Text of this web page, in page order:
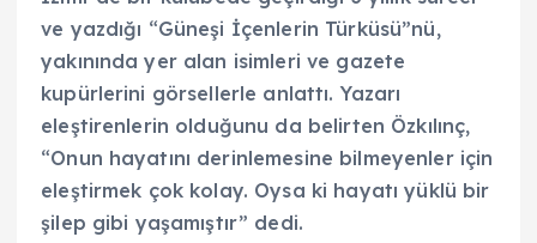
ve yazdığı “Güneşi İçenlerin Türküsü”nü,
yakınında yer alan isimleri ve gazete
kupürlerini görsellerle anlattı. Yazarı
eleştirenlerin olduğunu da belirten Özkılınç,
“Onun hayatını derinlemesine bilmeyenler için
eleştirmek çok kolay. Oysa ki hayatı yüklü bir
şilep gibi yaşamıştır” dedi.